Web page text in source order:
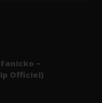
–
Officiel)